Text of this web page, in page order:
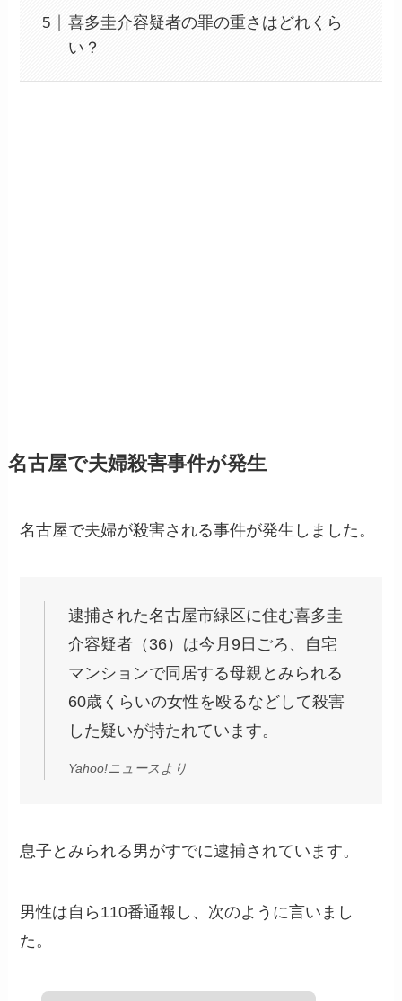
喜多圭介容疑者の罪の重さはどれくら
い？
名古屋で夫婦殺害事件が発生
名古屋で夫婦が殺害される事件が発生しました。
逮捕された名古屋市緑区に住む喜多圭
介容疑者（36）は今月9日ごろ、自宅
マンションで同居する母親とみられる
60歳くらいの女性を殴るなどして殺害
した疑いが持たれています。
Yahoo!ニュースより
息子とみられる男がすでに逮捕されています。
男性は自ら110番通報し、次のように言いまし
た。